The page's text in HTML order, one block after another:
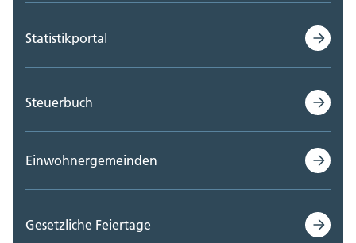
Statistikportal
Steuerbuch
Einwohnergemeinden
Gesetzliche Feiertage